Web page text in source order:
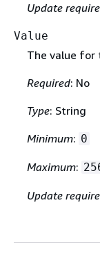
Update
Value
The value for
Required: No
Type: String
Minimum: 0
Maximum:
Update